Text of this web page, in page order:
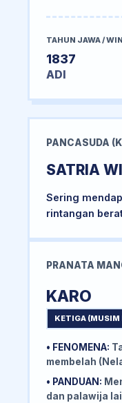
TAHUN JAWA /
1837
ADI
PANCASUDA
SATRIA
Sering
rintangan
PRANATA
KARO
KETIGA (MUSIM
• FENOMENA:
membelah
• PANDUAN:
dan palawija